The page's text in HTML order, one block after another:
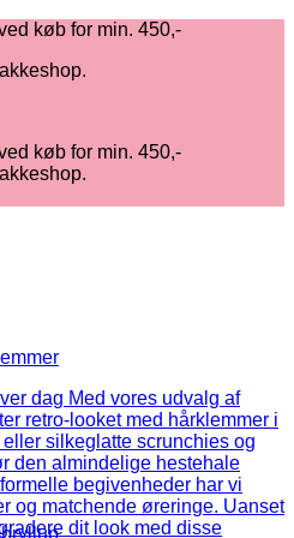
køb for min. 450,-
køb for min. 450,-